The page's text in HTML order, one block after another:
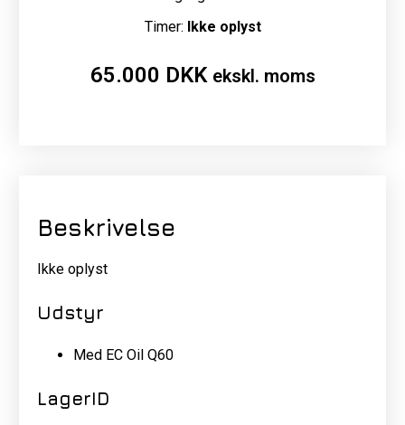
Timer: Ikke oplyst
65.000 DKK ekskl. moms
Beskrivelse
Ikke oplyst
Udstyr
Med EC Oil Q60
LagerID